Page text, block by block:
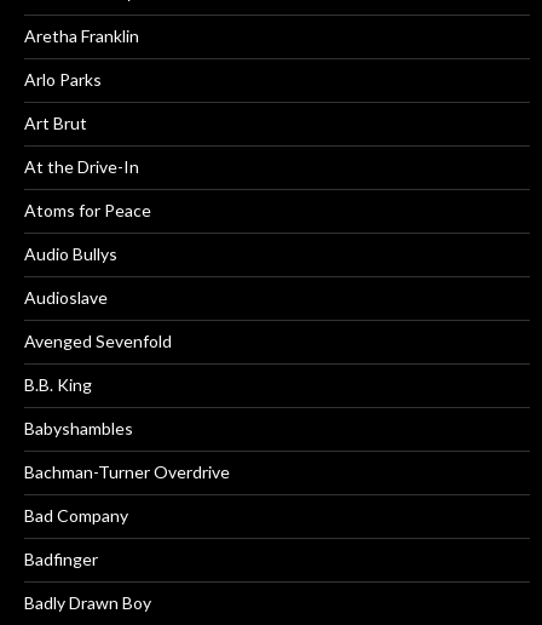
Aretha Franklin
Arlo Parks
Art Brut
At the Drive-In
Atoms for Peace
Audio Bullys
Audioslave
Avenged Sevenfold
B.B. King
Babyshambles
Bachman-Turner Overdrive
Bad Company
Badfinger
Badly Drawn Boy